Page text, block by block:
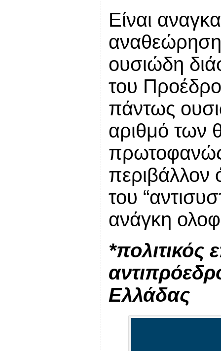
Είναι
αναθεώρηση
ουσιώδη
του
πάντως
αριθμό των
πρωτοφανώς
περιβάλλον
του
ανάγκη
*πολιτικός
Ελλάδας